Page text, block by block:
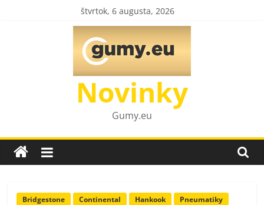
štvrtok, 6 augusta, 2026
Novinky
Gumy.eu
Bridgestone Continental Hankook Pneumatiky